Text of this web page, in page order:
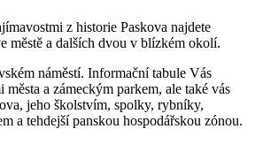
z historie Paskova najdete
městě a dalších dvou v blízkém okolí.
náměstí. Informační tabule Vás
a zámeckým parkem, ale také vás
jeho školstvím, spolky, rybníky,
a tehdejší panskou hospodářskou zónou.